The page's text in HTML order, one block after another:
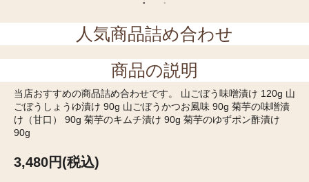
人気商品詰め合わせ
商品の説明
当店おすすめの商品詰め合わせです。 山ごぼう味噌漬け 120g 山
ごぼうしょうゆ漬け 90g 山ごぼうかつお風味 90g 菊芋の味噌漬
け（甘口） 90g 菊芋のキムチ漬け 90g 菊芋のゆずポン酢漬け
90g
3,480円(税込)